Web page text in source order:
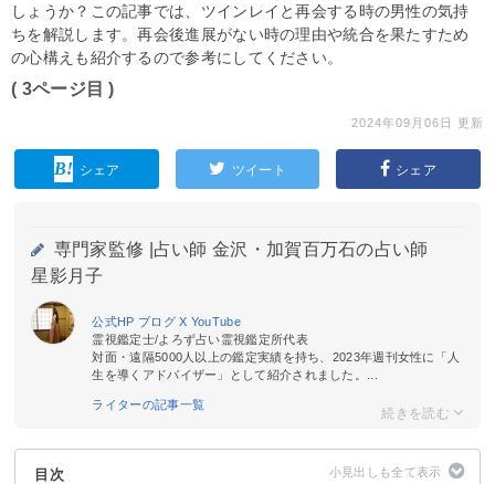
しょうか？この記事では、ツインレイと再会する時の男性の気持
ちを解説します。再会後進展がない時の理由や統合を果たすため
の心構えも紹介するので参考にしてください。
( 3ページ目 )
2024年09月06日 更新
シェア ツイート シェア
専門家監修 | 占い師 金沢・加賀百万石の占い師
星影月子
公式HP ブログX YouTube
霊視鑑定士/よろず占い霊視鑑定所代表
対面・遠隔5000人以上の鑑定実績を持ち、2023年週刊女性に「人
生を導くアドバイザー」として紹介されました。...
ライターの記事一覧
目次